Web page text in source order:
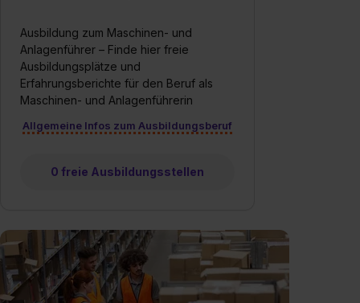
Ausbildung zum Maschinen- und
Anlagenführer – Finde hier freie
Ausbildungsplätze und
Erfahrungsberichte für den Beruf als
Maschinen- und Anlagenführerin
Allgemeine Infos zum Ausbildungsberuf
0 freie Ausbildungsstellen